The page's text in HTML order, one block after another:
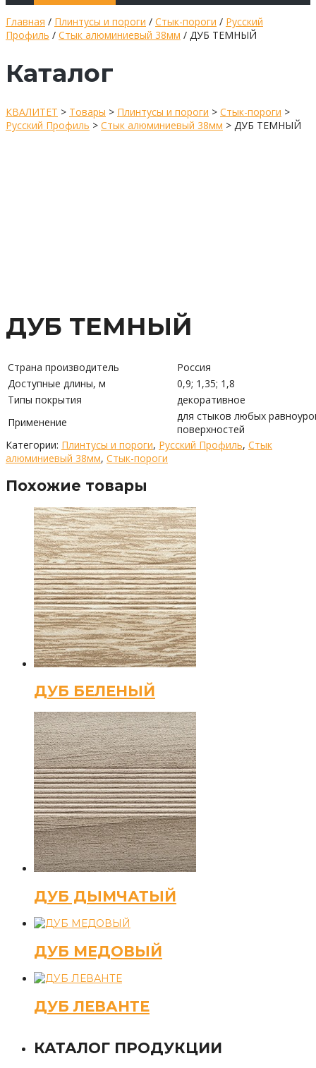
Главная / Плинтусы и пороги / Стык-пороги / Русский
Профиль / Стык алюминиевый 38мм / ДУБ ТЕМНЫЙ
Каталог
КВАЛИТЕТ > Товары > Плинтусы и пороги > Стык-пороги >
Русский Профиль > Стык алюминиевый 38мм > ДУБ ТЕМНЫЙ
ДУБ ТЕМНЫЙ
Страна производитель
Россия
Доступные длины, м
0,9; 1,35; 1,8
Типы покрытия
декоративное
Применение
для стыков любых
поверхностей
Категории: Плинтусы и пороги, Русский Профиль, Стык
алюминиевый 38мм, Стык-пороги
Похожие товары
ДУБ БЕЛЕНЫЙ
ДУБ ДЫМЧАТЫЙ
ДУБ МЕДОВЫЙ
ДУБ ЛЕВАНТЕ
КАТАЛОГ ПРОДУКЦИИ